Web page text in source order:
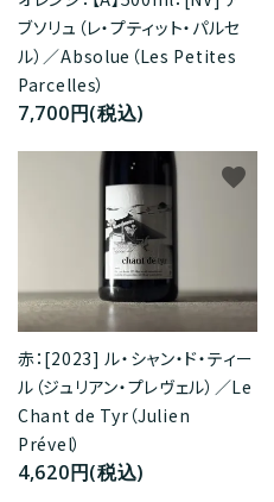
ブソリュ（レ・プティット・パルセ
ル）／Absolue（Les Petites
Parcelles）
7,700円(税込)
赤：[2023] ル・シャン・ド・ティー
ル（ジュリアン・プレヴェル）／Le
Chant de Tyr（Julien
Prével）
4,620円(税込)
favorite